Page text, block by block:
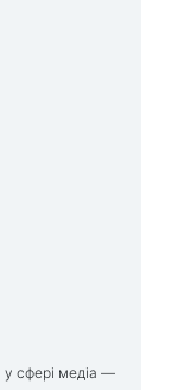
у сфері медіа —